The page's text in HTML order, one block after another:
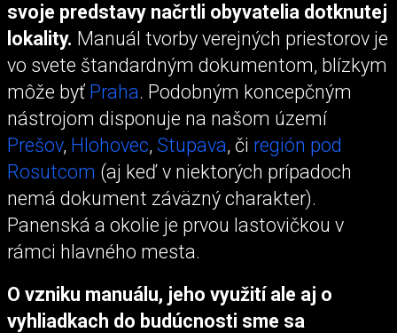
svoje predstavy načrtli obyvatelia dotknutej
lokality. Manuál tvorby verejných priestorov je
vo svete štandardným dokumentom, blízkym
môže byť Praha. Podobným koncepčným
nástrojom disponuje na našom území
Prešov, Hlohovec, Stupava, či región pod
Rosutcom (aj keď v niektorých prípadoch
nemá dokument záväzný charakter).
Panenská a okolie je prvou lastovičkou v
rámci hlavného mesta.
O vzniku manuálu, jeho využití ale aj o
vyhliadkach do budúcnosti sme sa